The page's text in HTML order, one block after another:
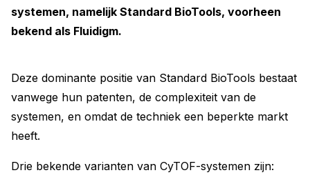
systemen, namelijk Standard BioTools, voorheen
bekend als Fluidigm.
Deze dominante positie van Standard BioTools bestaat
vanwege hun patenten, de complexiteit van de
systemen, en omdat de techniek een beperkte markt
heeft.
Drie bekende varianten van CyTOF-systemen zijn: